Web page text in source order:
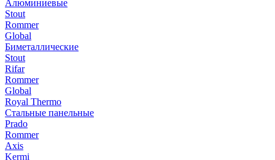
Алюминиевые
Stout
Rommer
Global
Биметаллические
Stout
Rifar
Rommer
Global
Royal Thermo
Стальные панельные
Prado
Rommer
Axis
Kermi